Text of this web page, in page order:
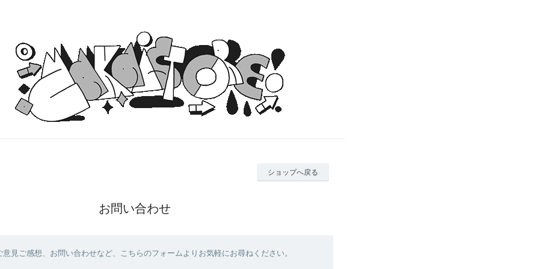
ショップへ戻る
お問い合わせ
見ご感想、お問い合わせなど、こちらのフォームよりお気軽にお尋ねください。